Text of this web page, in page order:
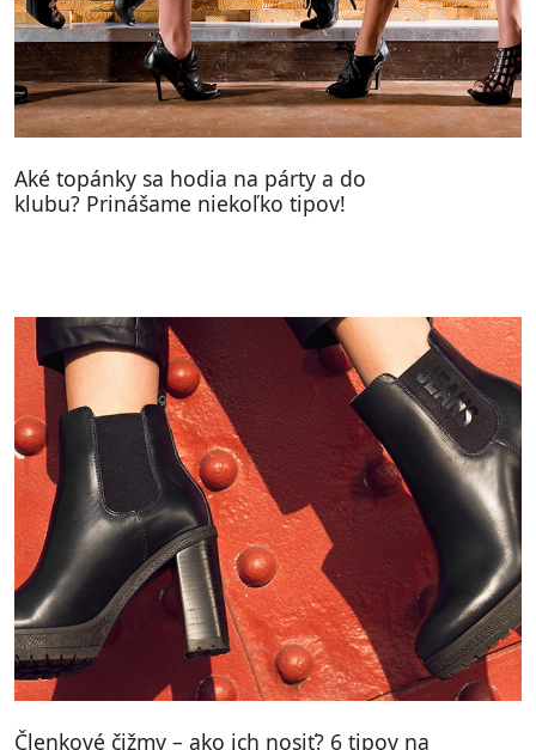
Aké topánky sa hodia na párty a do
klubu? Prinášame niekoľko tipov!
Členkové čižmy – ako ich nosiť? 6 tipov na